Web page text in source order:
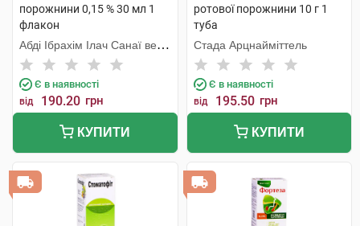
порожнини 0,15 % 30 мл 1
флакон
Абді Ібрахім Ілач Санаї ве
Тіджарет
Є в наявності
від 190.20 грн
КУПИТИ
ротової порожнини 10 г 1
туба
Стада Арцнайміттель
Є в наявності
від 195.50 грн
КУПИТИ